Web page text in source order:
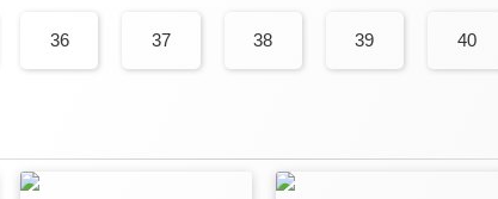
36 37 38 39 40